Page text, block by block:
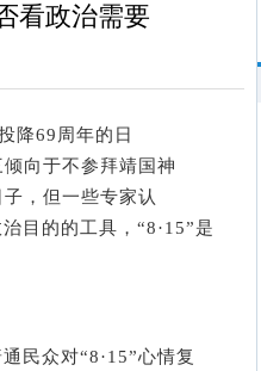
看政治需要
降69周年的日
向于不参拜靖国神
，但一些专家认
目的的工具，“8·15”是
民众对“8·15”心情复